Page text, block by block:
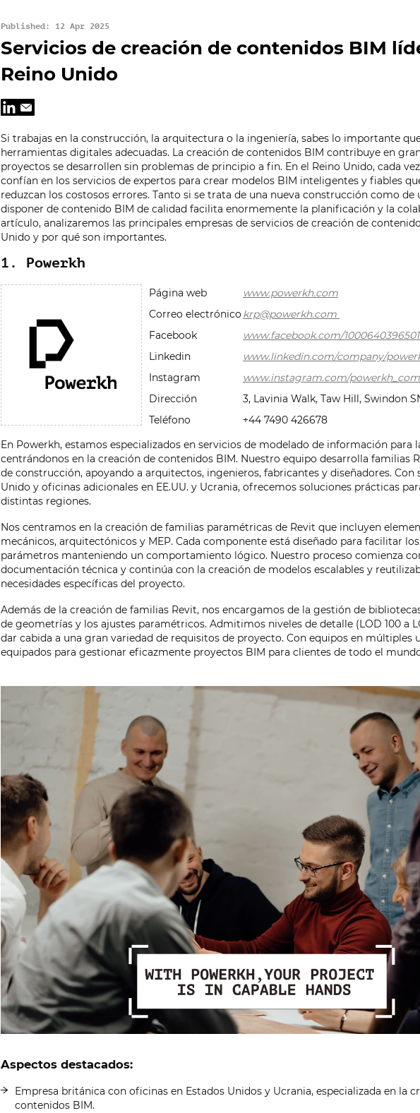
Published: 12 Apr 2025
Servicios de creación de contenidos BIM
Reino Unido
Si trabajas en la construcción, la arquitectura o la ingeniería, sabes lo importante
herramientas digitales adecuadas. La creación de contenidos BIM contribuye en
proyectos se desarrollen sin problemas de principio a fin. En el Reino Unido, cada
confían en los servicios de expertos para crear modelos BIM inteligentes y fiables
reduzcan los costosos errores. Tanto si se trata de una nueva construcción como de
disponer de contenido BIM de calidad facilita enormemente la planificación y la
artículo, analizaremos las principales empresas de servicios de creación de
Unido y por qué son importantes.
1. Powerkh
Página web
www.powerkh.com
Correo electrónico krp@powerkh.com
Facebook
www.facebook.com/
Linkedin
www.linkedin.com/company/
Instagram
www.instagram.com/powerkh_com
Dirección
3, Lavinia Walk, Taw Hill, Swindon
Teléfono
+44 7490 426678
En Powerkh, estamos especializados en servicios de modelado de información para
centrándonos en la creación de contenidos BIM. Nuestro equipo desarrolla familias
de construcción, apoyando a arquitectos, ingenieros, fabricantes y diseñadores. Con
Unido y oficinas adicionales en EE.UU. y Ucrania, ofrecemos soluciones prácticas
distintas regiones.
Nos centramos en la creación de familias paramétricas de Revit que incluyen
mecánicos, arquitectónicos y MEP. Cada componente está diseñado para facilitar
parámetros manteniendo un comportamiento lógico. Nuestro proceso comienza
documentación técnica y continúa con la creación de modelos escalables y
necesidades específicas del proyecto.
Además de la creación de familias Revit, nos encargamos de la gestión de
de geometrías y los ajustes paramétricos. Admitimos niveles de detalle (LOD 100 a
dar cabida a una gran variedad de requisitos de proyecto. Con equipos en múltiples
equipados para gestionar eficazmente proyectos BIM para clientes de todo el
Aspectos destacados:
Empresa británica con oficinas en Estados Unidos y Ucrania, especializada en la
contenidos BIM.